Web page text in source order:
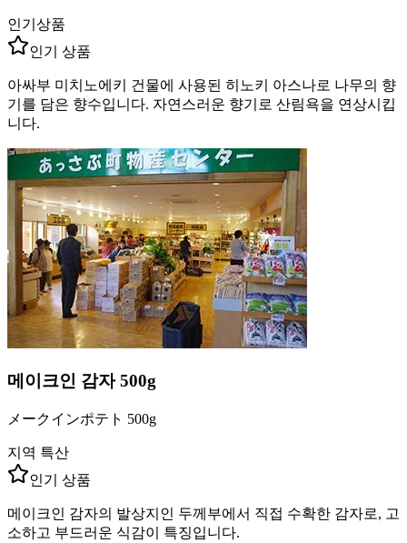
인기상품
인기 상품
아싸부 미치노에키 건물에 사용된 히노키 아스나로 나무의 향
기를 담은 향수입니다. 자연스러운 향기로 산림욕을 연상시킵
니다.
메이크인 감자 500g
メークインポテト 500g
지역 특산
인기 상품
메이크인 감자의 발상지인 두께부에서 직접 수확한 감자로, 고
소하고 부드러운 식감이 특징입니다.